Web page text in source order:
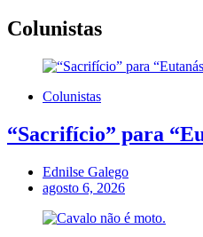
Colunistas
Colunistas
“Sacrifício” para
Ednilse Galego
agosto 6, 2026